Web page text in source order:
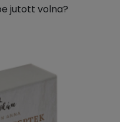
jutott volna?